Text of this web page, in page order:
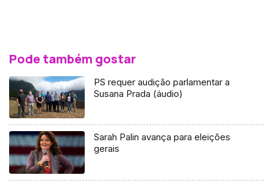
Pode também gostar
PS requer audição parlamentar a
Susana Prada (áudio)
Sarah Palin avança para eleições
gerais